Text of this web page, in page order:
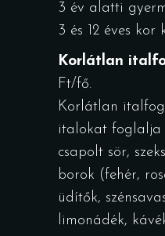
3 év alatti
3 és 12 éves kor
Korlátlan
Ft/fő.
Korlátlan
italokat foglalja
csapolt sör,
borok (fehér,
üdítők,
limonádék,